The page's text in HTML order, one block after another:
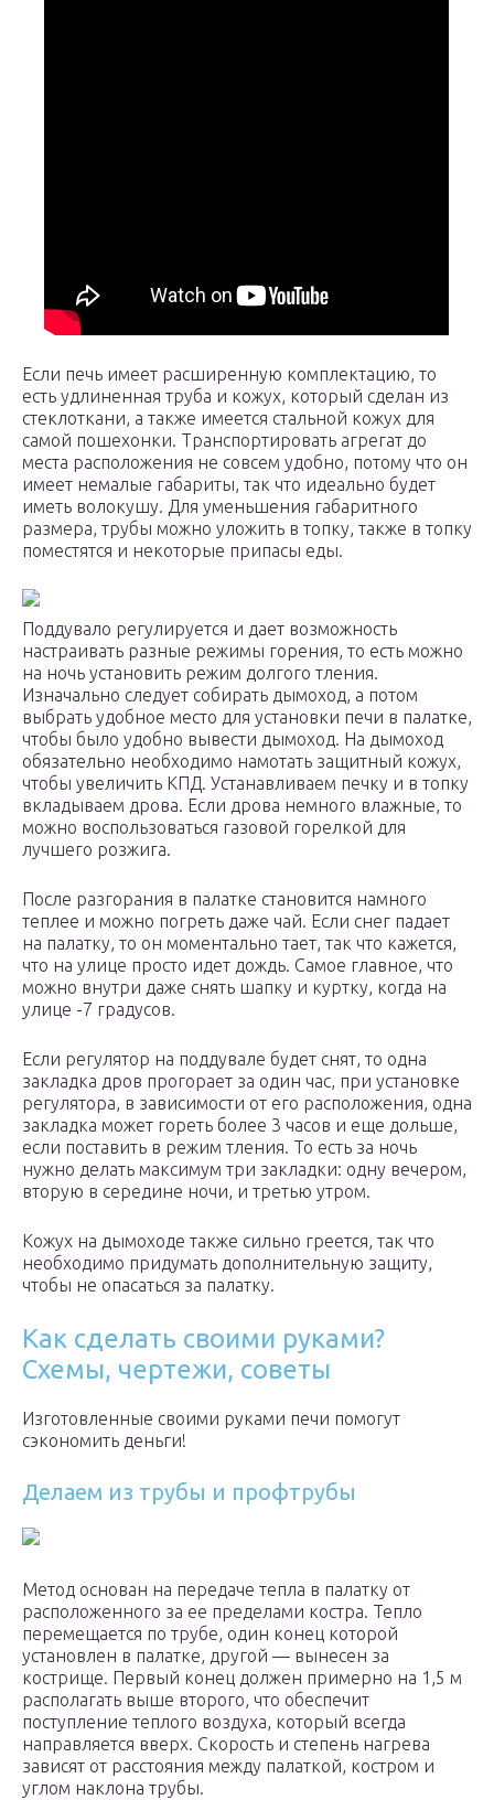
Если печь имеет расширенную комплектацию, то
есть удлиненная труба и кожух, который сделан из
стеклоткани, а также имеется стальной кожух для
самой пошехонки. Транспортировать агрегат до
места расположения не совсем удобно, потому что он
имеет немалые габариты, так что идеально будет
иметь волокушу. Для уменьшения габаритного
размера, трубы можно уложить в топку, также в топку
поместятся и некоторые припасы еды.
Поддувало регулируется и дает возможность
настраивать разные режимы горения, то есть можно
на ночь установить режим долгого тления.
Изначально следует собирать дымоход, а потом
выбрать удобное место для установки печи в палатке,
чтобы было удобно вывести дымоход. На дымоход
обязательно необходимо намотать защитный кожух,
чтобы увеличить КПД. Устанавливаем печку и в топку
вкладываем дрова. Если дрова немного влажные, то
можно воспользоваться газовой горелкой для
лучшего розжига.
После разгорания в палатке становится намного
теплее и можно погреть даже чай. Если снег падает
на палатку, то он моментально тает, так что кажется,
что на улице просто идет дождь. Самое главное, что
можно внутри даже снять шапку и куртку, когда на
улице -7 градусов.
Если регулятор на поддувале будет снят, то одна
закладка дров прогорает за один час, при установке
регулятора, в зависимости от его расположения, одна
закладка может гореть более 3 часов и еще дольше,
если поставить в режим тления. То есть за ночь
нужно делать максимум три закладки: одну вечером,
вторую в середине ночи, и третью утром.
Кожух на дымоходе также сильно греется, так что
необходимо придумать дополнительную защиту,
чтобы не опасаться за палатку.
Как сделать своими руками?
Схемы, чертежи, советы
Изготовленные своими руками печи помогут
сэкономить деньги!
Делаем из трубы и профтрубы
Метод основан на передаче тепла в палатку от
расположенного за ее пределами костра. Тепло
перемещается по трубе, один конец которой
установлен в палатке, другой — вынесен за
кострище. Первый конец должен примерно на 1,5 м
располагать выше второго, что обеспечит
поступление теплого воздуха, который всегда
направляется вверх. Скорость и степень нагрева
зависят от расстояния между палаткой, костром и
углом наклона трубы.